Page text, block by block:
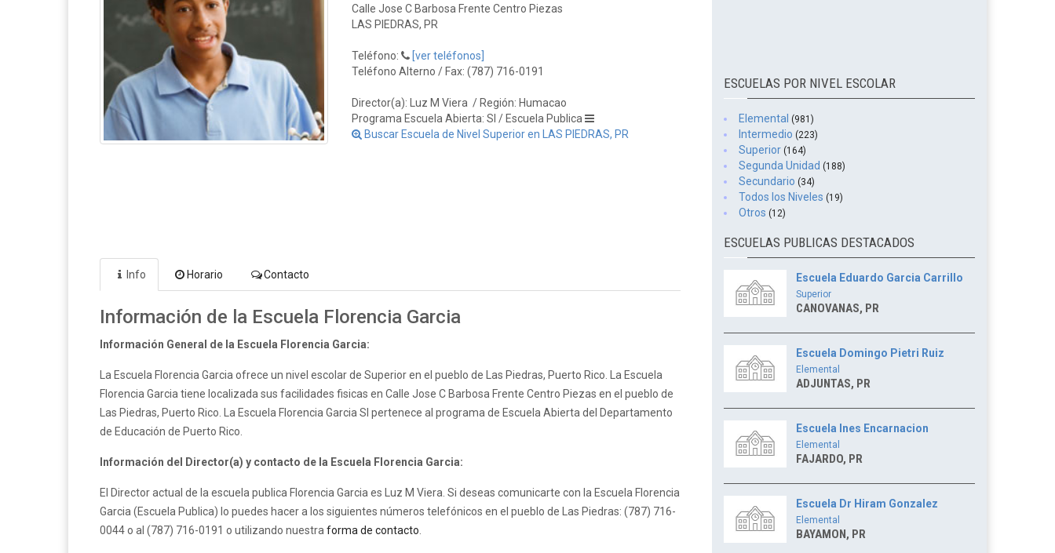
Calle Jose C Barbosa Frente Centro Piezas
LAS PIEDRAS, PR
Teléfono:
[ver teléfonos]
Teléfono Alterno / Fax: (787) 716-0191
Director(a): Luz M Viera / Región: Humacao
Programa Escuela Abierta: SI / Escuela Publica
Buscar Escuela de Nivel Superior en LAS PIEDRAS, PR
Info Horario Contacto
Información de la Escuela Florencia Garcia
Información General de la Escuela Florencia Garcia:
La Escuela Florencia Garcia ofrece un nivel escolar de Superior en el pueblo de Las Piedras, Puerto Rico. La Escuela
Florencia Garcia tiene localizada sus facilidades fisicas en Calle Jose C Barbosa Frente Centro Piezas en el pueblo de
Las Piedras, Puerto Rico. La Escuela Florencia Garcia SI pertenece al programa de Escuela Abierta del Departamento
de Educación de Puerto Rico.
Información del Director(a) y contacto de la Escuela Florencia Garcia:
El Director actual de la escuela publica Florencia Garcia es Luz M Viera. Si deseas comunicarte con la Escuela Florencia
Garcia (Escuela Publica) lo puedes hacer a los siguientes números telefónicos en el pueblo de Las Piedras: (787) 716-
0044 o al (787) 716-0191 o utilizando nuestra forma de contacto
ESCUELAS POR NIVEL ESCOLAR
Elemental (981)
Intermedio (223)
Superior (164)
Segunda Unidad (188)
Secundario (34)
Todos los Niveles (19)
Otros (12)
ESCUELAS PUBLICAS DESTACADOS
Escuela Eduardo Garcia Carrillo
Superior
CANOVANAS, PR
Escuela Domingo Pietri Ruiz
Elemental
ADJUNTAS, PR
Escuela Ines Encarnacion
Elemental
FAJARDO, PR
Escuela Dr Hiram Gonzalez
Elemental
BAYAMON, PR